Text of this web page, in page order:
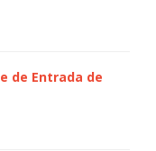
de Entrada de